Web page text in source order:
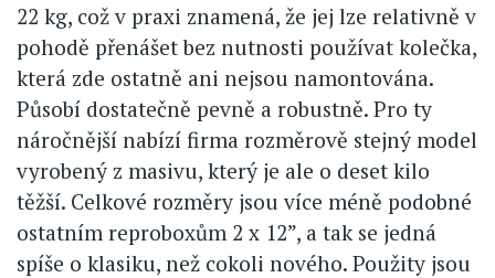
22 kg, což v praxi znamená, že jej lze relativně v
pohodě přenášet bez nutnosti používat kolečka,
která zde ostatně ani nejsou namontována.
Působí dostatečně pevně a robustně. Pro ty
náročnější nabízí firma rozměrově stejný model
vyrobený z masivu, který je ale o deset kilo
těžší. Celkové rozměry jsou více méně podobné
ostatním reproboxům 2 x 12”, a tak se jedná
spíše o klasiku, než cokoli nového. Použity jsou